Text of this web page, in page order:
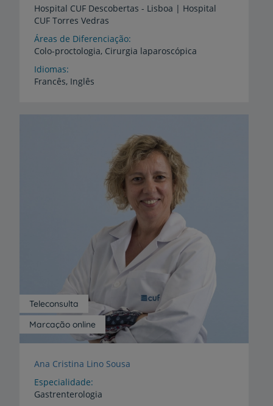
Hospital CUF Descobertas - Lisboa | Hospital
CUF Torres Vedras
Áreas de Diferenciação
Colo-proctologia, Cirurgia laparoscópica
Idiomas
Francês, Inglês
Marcação online
Teleconsulta
Ana Cristina Lino Sousa
Especialidade
Gastrenterologia